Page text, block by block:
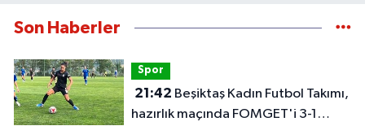
Son Haberler
Spor
21:42
hazırlık maçında FOMGET'i 3-1